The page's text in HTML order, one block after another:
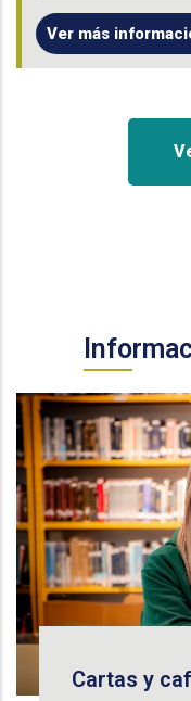
Ver más
Cartas y